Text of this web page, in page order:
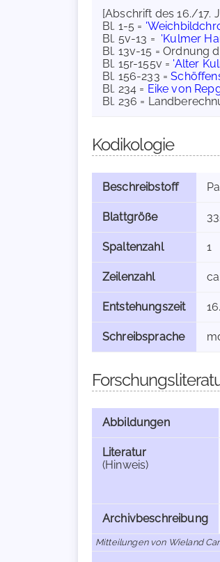
[Abschrift des 16./17.
Bl. 1-5 =
Bl. 5v-13 = 'Kulmer
Bl. 13v-15 = Ordnung
Bl. 15r-155v = 'Alter
Bl. 156-233 =
Bl. 234 = Eike von
Bl. 236 =
Kodikologie
Beschreibstoff
Blattgröße
Spaltenzahl 1
Zeilenzahl
Entstehungszeit
Schreibsprache
Abbildungen
Literatur
(Hinweis)
Archivbeschreibung
Mitteilungen von Wieland